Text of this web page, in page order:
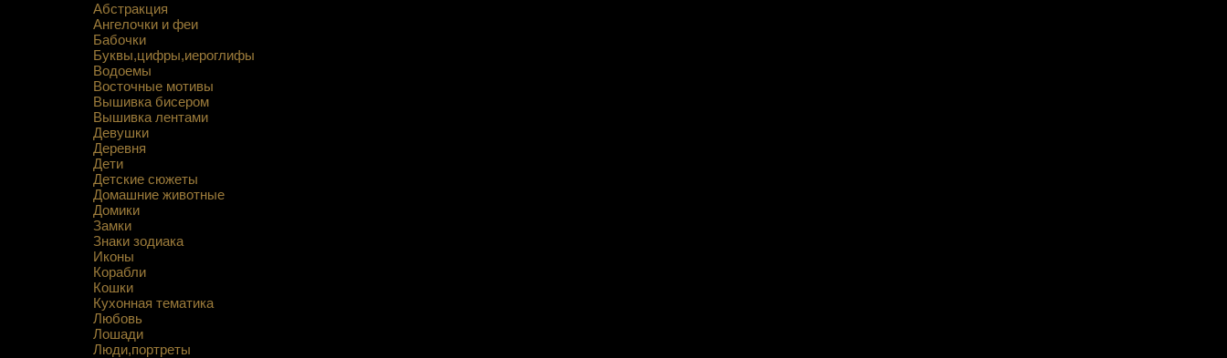
Абстракция
Ангелочки и феи
Бабочки
Буквы,цифры,иероглифы
Водоемы
Восточные мотивы
Вышивка бисером
Вышивка лентами
Девушки
Деревня
Дети
Детские сюжеты
Домашние животные
Домики
Замки
Знаки зодиака
Иконы
Корабли
Кошки
Кухонная тематика
Любовь
Лошади
Люди,портреты